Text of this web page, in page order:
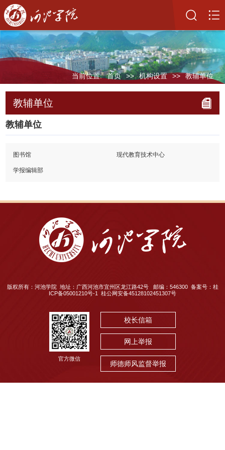
当前位置: 首页 >> 机构设置 >> 教辅单位
教辅单位
教辅单位
图书馆 现代教育技术中心
学报编辑部
版权所有：河池学院 地址：广西河池市宜州区龙江路42号 邮编：546300 备案号：桂
ICP备05001210号-1 桂公网安备45128102451307号
官方微信
校长信箱
网上举报
师德师风监督举报